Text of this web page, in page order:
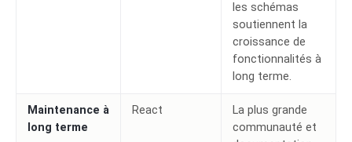
les schémas
soutiennent la
croissance de
fonctionnalités à
long terme.
Maintenance à
long terme
React
La plus grande
communauté et